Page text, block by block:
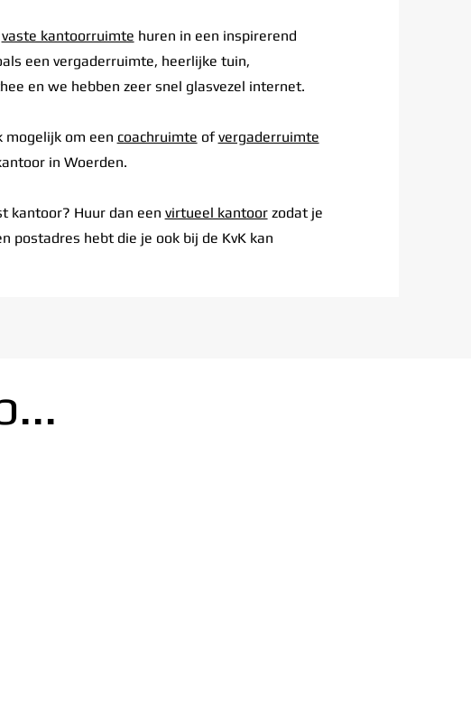
vaste kantoorruimte huren in een inspirerend
een vergaderruimte, heerlijke tuin,
en we hebben zeer snel glasvezel internet.
om een coachruimte of vergaderruimte
in Woerden.
kantoor? Huur dan een virtueel kantoorzodat je
postadres hebt die je ook bij de KvK kan